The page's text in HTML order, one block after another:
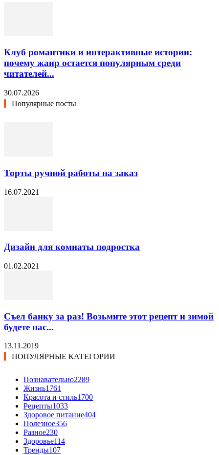
Клуб романтики и интерактивные истории:
почему жанр остается популярным среди
читателей...
30.07.2026
Популярные посты
Торты ручной работы на заказ
16.07.2021
Дизайн для комнаты подростка
01.02.2021
Съел банку за раз! Возьмите этот рецепт и зимой
будете нас...
13.11.2019
ПОПУЛЯРНЫЕ КАТЕГОРИИ
Познавательно2289
Жизнь1761
Красота и стиль1700
Рецепты1033
Здоровое питание404
Полезное356
Разное230
Здоровье114
Тренды107